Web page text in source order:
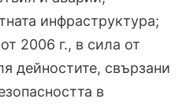
инфраструктура;
2006 г., в сила от
дейностите, свързани
в